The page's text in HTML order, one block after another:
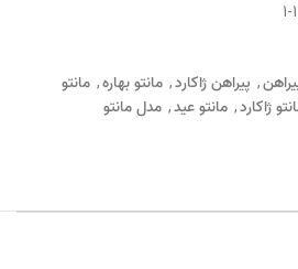
, پیراهن ژاکارد, مانتو بهاره, مانتو
ژاکارد, مانتو عید, مدل مانتو